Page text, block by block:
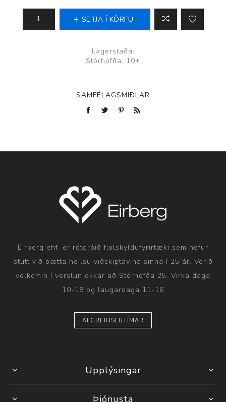
SETJA Í KÖRFU
Lagerstaða:
Stórhöfða: 10+
SAMFÉLAGSMIÐLAR
Eirberg ehf. er rótgróið fjölskyldufyrirtæki sem hefur
stutt við bætta heilsu viðskiptavina sinna í 25 ár. Verið
velkomin í verslun okkar að Stórhöfða 25. Virka daga
10-18 og laugardaga 11-16
AFGREIÐSLUTÍMAR
Upplýsingar
Þjónusta